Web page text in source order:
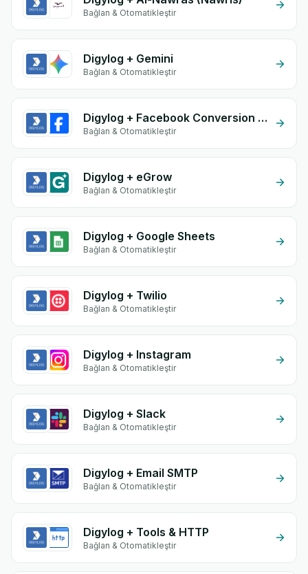
Bağlan & Otomatikleştir
Digylog + Gemini
Bağlan & Otomatikleştir
Digylog + Facebook Conversion API (CAPI)
Bağlan & Otomatikleştir
Digylog + eGrow
Bağlan & Otomatikleştir
Digylog + Google Sheets
Bağlan & Otomatikleştir
Digylog + Twilio
Bağlan & Otomatikleştir
Digylog + Instagram
Bağlan & Otomatikleştir
Digylog + Slack
Bağlan & Otomatikleştir
Digylog + Email SMTP
Bağlan & Otomatikleştir
Digylog + Tools & HTTP
Bağlan & Otomatikleştir